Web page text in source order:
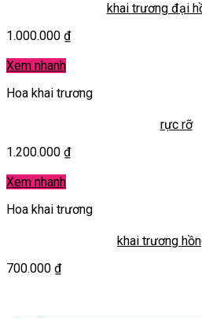
khai trương đại
1.000.000 ₫
Xem nhanh
Hoa khai trương
rực rỡ
1.200.000 ₫
Xem nhanh
Hoa khai trương
khai trương
700.000 ₫